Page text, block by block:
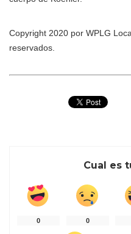
Copyright 2020 por WPLG
reservados.
Cual es
0 0